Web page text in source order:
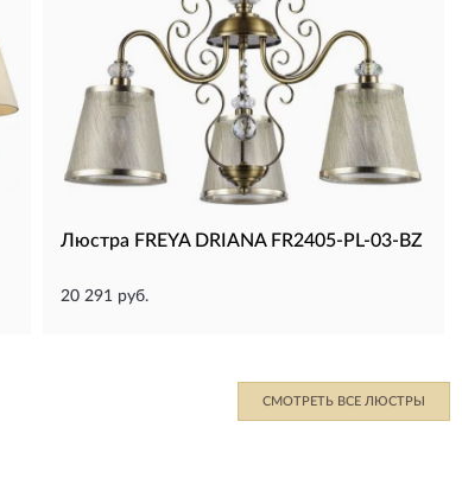
Люстра FREYA DRIANA FR2405-PL-03-BZ
20 291 руб.
СМОТРЕТЬ ВСЕ ЛЮСТРЫ